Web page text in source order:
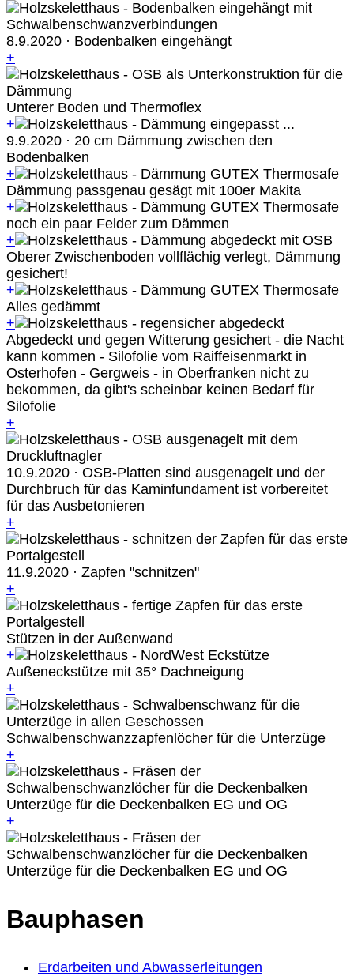
8.9.2020 · Bodenbalken eingehängt
+
Unterer Boden und Thermoflex
+
9.9.2020 · 20 cm Dämmung zwischen den
Bodenbalken
+
Dämmung passgenau gesägt mit 100er Makita
+
noch ein paar Felder zum Dämmen
+
Oberer Zwischenboden vollflächig verlegt, Dämmung
gesichert!
+
Alles gedämmt
+
Abgedeckt und gegen Witterung gesichert - die Nacht
kann kommen - Silofolie vom Raiffeisenmarkt in
Osterhofen - Gergweis - in Oberfranken nicht zu
bekommen, da gibt's scheinbar keinen Bedarf für
Silofolie
+
10.9.2020 · OSB-Platten sind ausgenagelt und der
Durchbruch für das Kaminfundament ist vorbereitet
für das Ausbetonieren
+
11.9.2020 · Zapfen "schnitzen"
+
Stützen in der Außenwand
+
Außeneckstütze mit 35° Dachneigung
+
Schwalbenschwanzzapfenlöcher für die Unterzüge
+
Unterzüge für die Deckenbalken EG und OG
+
Unterzüge für die Deckenbalken EG und OG
Bauphasen
Erdarbeiten und Abwasserleitungen